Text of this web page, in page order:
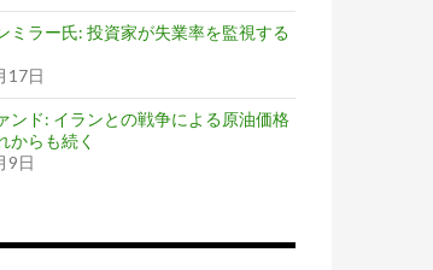
ミラー氏: 投資家が失業率を監視する
17日
ンド: イランとの戦争による原油価格
からも続く
9日